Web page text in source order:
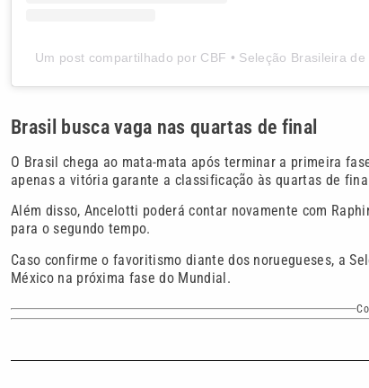
Um post compartilhado por CBF • Seleção Brasileira
Brasil busca vaga nas quartas de final
O Brasil chega ao mata-mata após terminar a primeira
apenas a vitória garante a classificação às quartas de
Além disso, Ancelotti poderá contar novamente com
para o segundo tempo.
Caso confirme o favoritismo diante dos noruegueses, a
México na próxima fase do Mundial.